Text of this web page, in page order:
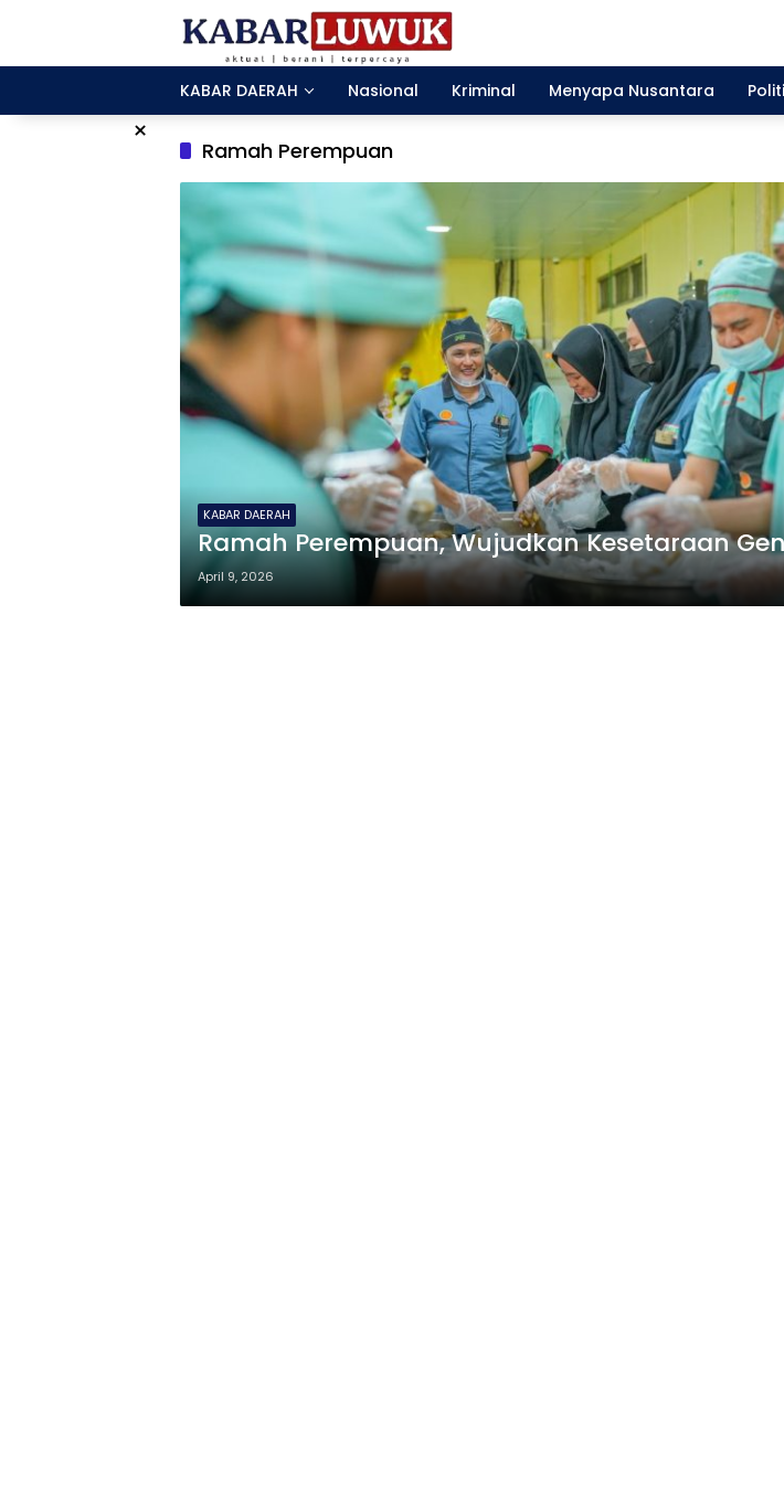
KABAR DAERAH
Nasional Kriminal Menyapa Nusantara
×
Ramah Perempuan
KABAR DAERAH
Ramah Perempuan, Wujudkan Kesetaraan
April 9, 2026